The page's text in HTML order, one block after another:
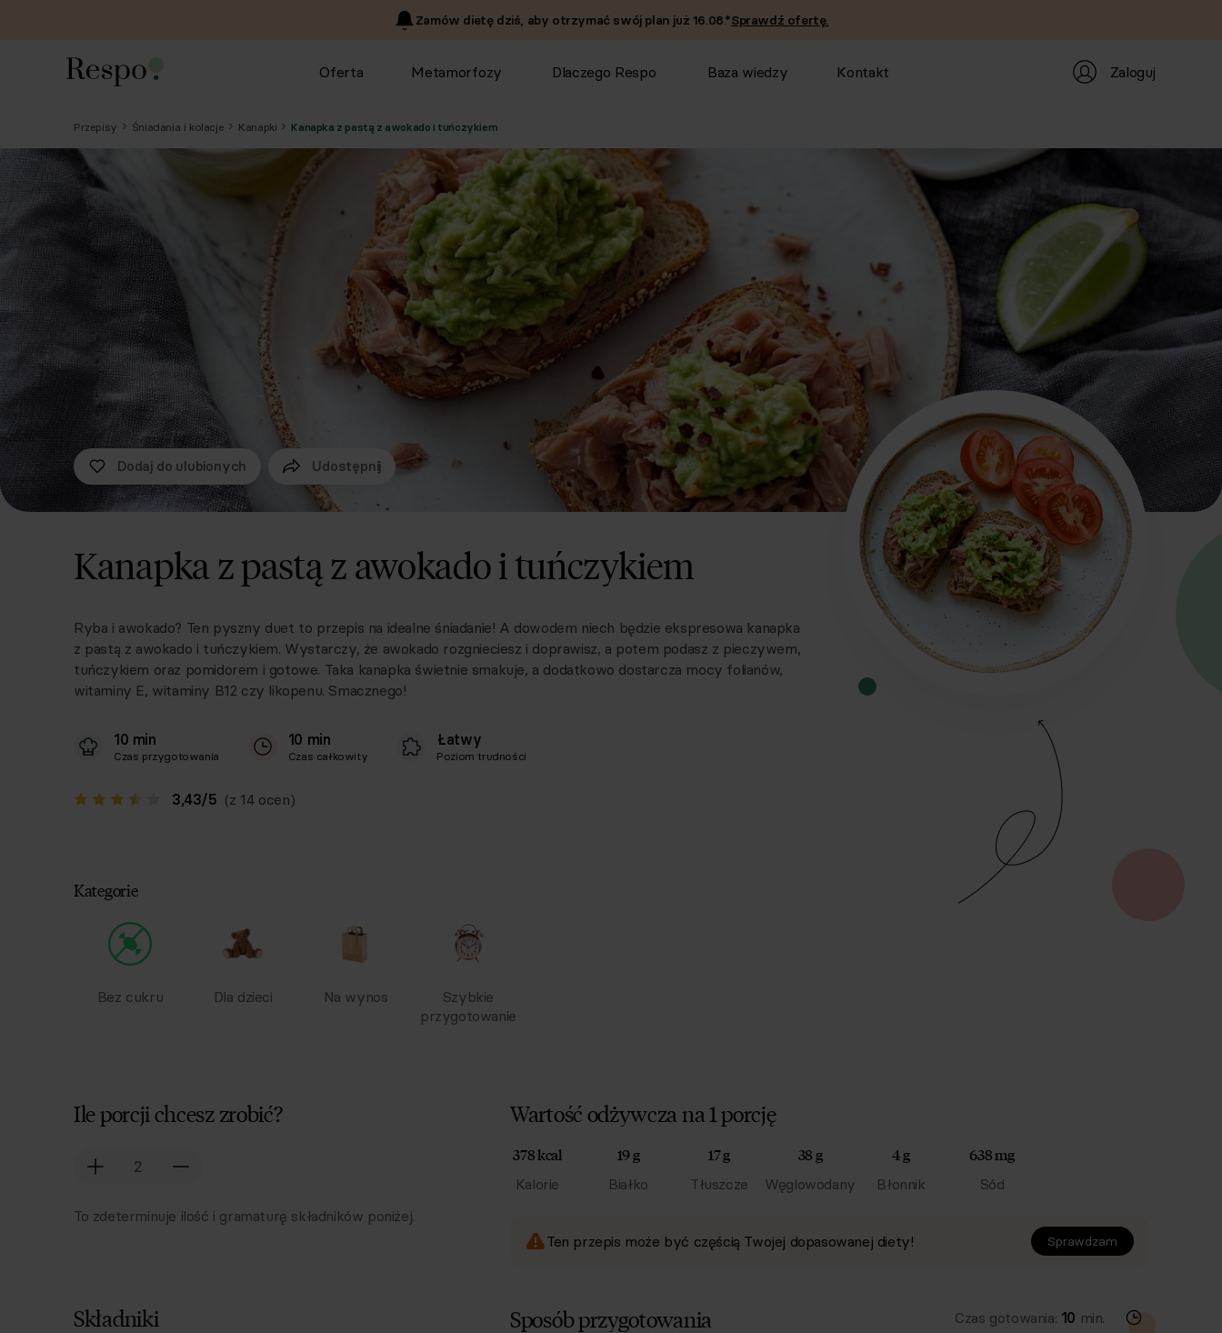
Zamów dietę dziś, aby otrzymać swój plan już 16.08.*Sprawdź ofertę.
Oferta Metamorfozy Dlaczego Respo Baza wiedzy Kontakt Zaloguj
Przepisy Śniadania i kolacje Kanapki Kanapka z pastą z awokado i tuńczykiem
Dodaj do ulubionych Udostępnij
Kanapka z pastą z awokado i tuńczykiem
Ryba i awokado? Ten pyszny duet to przepis na idealne śniadanie! A dowodem niech będzie ekspresowa kanapka
z pastą z awokado i tuńczykiem. Wystarczy, że awokado rozgnieciesz i doprawisz, a potem podasz z pieczywem,
tuńczykiem oraz pomidorem i gotowe. Taka kanapka świetnie smakuje, a dodatkowo dostarcza mocy folianów,
witaminy E, witaminy B12 czy likopenu. Smacznego!
10 min
Czas przygotowania
10 min
Czas całkowity
Łatwy
Poziom trudności
3,43/5 (z 14 ocen)
Kategorie
Bez cukru Dla dzieci Na wynos
Szybkie
przygotowanie
Ile porcji chcesz zrobić?
To zdeterminuje ilość i gramaturę składników poniżej.
Wartość odżywcza na 1 porcję
378 kcal
Kalorie
19 g
Białko
17 g
Tłuszcze
38 g
Węglowodany
4 g
Błonnik
638 mg
Sód
Ten przepis może być częścią Twojej dopasowanej diety! Sprawdzam
Składniki Sposób przygotowania Czas gotowania: 10 min.